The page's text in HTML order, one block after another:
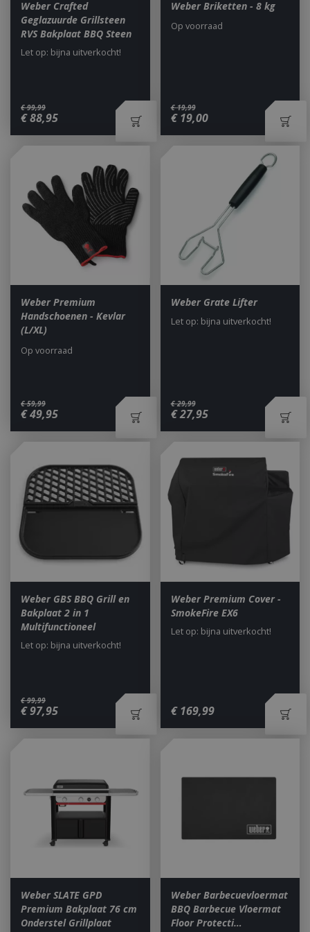
Weber Crafted
Geglazuurde Grillsteen
RVS Bakplaat BBQ Steen
€ 99,99
€88,95
Let op: bijna uitverkocht!
Weber Briketten - 8 kg
€ 19,99
€ 19,00
Op voorraad
Weber Premium
Handschoenen - Kevlar
(L/XL)
€ 59,99
€49,95
Op voorraad
Weber Grate Lifter
€ 29,99
€27,95
Let op: bijna uitverkocht!
Weber GBS BBQ Grill en
Bakplaat 2 in 1
Multifunctioneel
€ 99,99
€97,95
Let op: bijna uitverkocht!
Weber Premium Cover -
SmokeFire EX6
€ 169,99
Let op: bijna uitverkocht!
Weber SLATE GPD
Premium Bakplaat 76 cm
Onderstel Grillplaat
Weber Barbecuevloermat
BBQ Barbecue Vloermat
Floor Protecti…